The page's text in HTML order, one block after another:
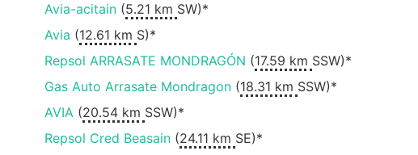
Avia-acitain(5.21 km SW)*
Avia (12.61 km S)*
Repsol ARRASATE MONDRAGÓN (17.59 km SSW)*
Gas Auto Arrasate Mondragon(18.31 km SSW)*
AVIA(20.54 km SSW)*
Repsol Cred Beasain(24.11 km SE)*